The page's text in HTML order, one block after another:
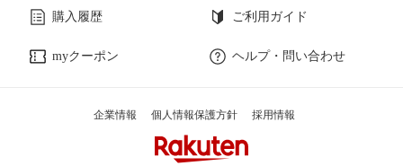
購入履歴 ご利用ガイド
myクーポン ヘルプ・問い合わせ
企業情報 個人情報保護方針 採用情報